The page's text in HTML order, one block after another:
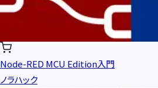
Node-RED MCU Edition入門
ノラハック